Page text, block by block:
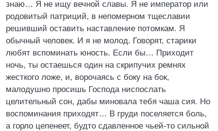
знаю… Я не ищу вечной славы. Я не император или
родовитый патриций, в непомерном тщеславии
решивший оставить наставление потомкам. Я
обычный человек. И я не молод. Говорят, старики
любят вспоминать юность. Если бы… Приходит
ночь, ты остаешься один на скрипучих ремнях
жесткого ложе, и, ворочаясь с боку на бок,
малодушно просишь Господа ниспослать
целительный сон, дабы миновала тебя чаша сия. Но
воспоминания приходят… В груди поселяется боль,
а горло цепенеет, будто сдавленное чьей-то сильной